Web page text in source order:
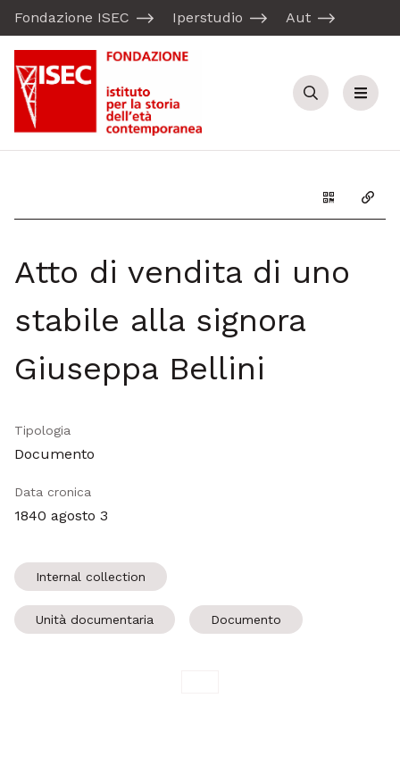
Fondazione ISEC Iperstudio Aut
Cerca Menu
Genera il
Atto di vendita di uno
stabile alla signora
Giuseppa Bellini
Tipologia
Documento
Data cronica
1840 agosto 3
Internal collection
Unità documentaria Documento